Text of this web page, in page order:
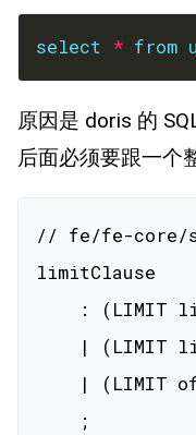
select * from
原因是 doris 的
后面必须要跟一个
// fe/fe-core/
limitClause
: (LIMIT
| (LIMIT
| (LIMIT
    ;